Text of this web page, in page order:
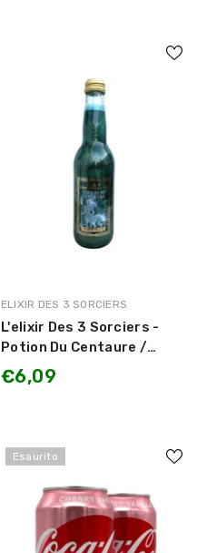
MARCA:
ELIXIR DES 3 SORCIERS
L'elixir Des 3 Sorciers -
Potion Du Centaure /
Pozione del Centauro
gusto Lampone e Violetta
€6,09
Esaurito